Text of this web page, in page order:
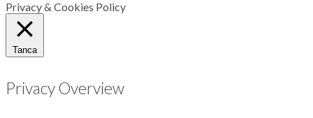
Privacy & Cookies Policy
Tanca
Privacy Overview